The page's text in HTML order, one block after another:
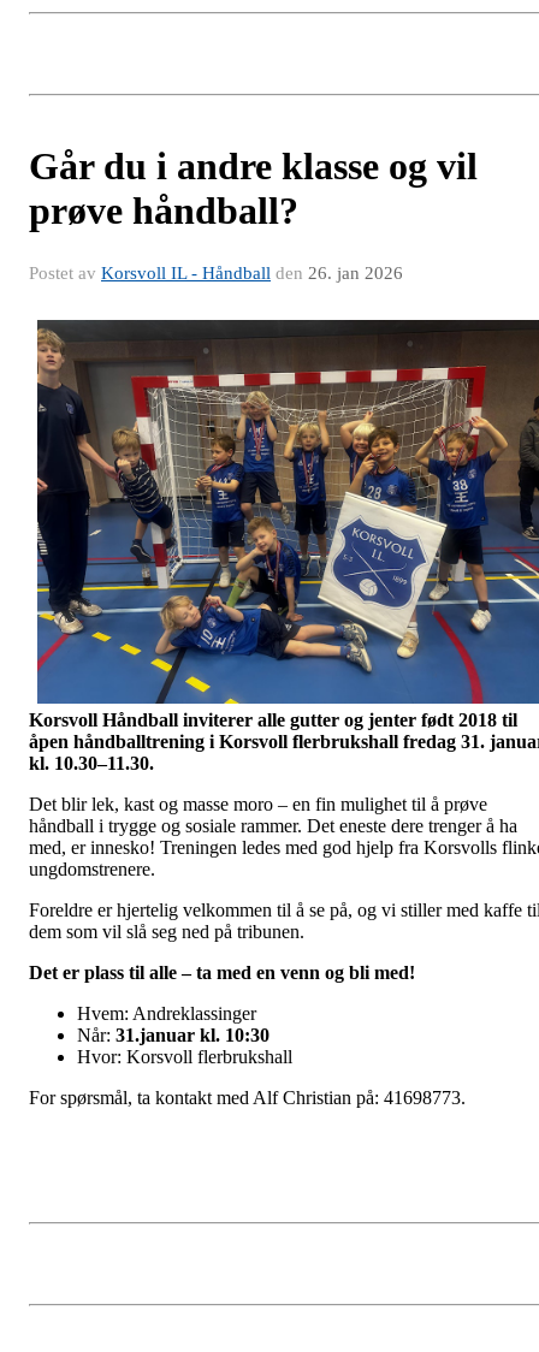
Går du i andre klasse og vil
prøve håndball?
Postet av Korsvoll IL - Håndball den 26. jan 2026
Korsvoll Håndball inviterer alle gutter og jenter født 2018 til
åpen håndballtrening i Korsvoll flerbrukshall fredag 31.
kl. 10.30–11.30.
Det blir lek, kast og masse moro – en fin mulighet til å prøve
håndball i trygge og sosiale rammer. Det eneste dere trenger å ha
med, er innesko! Treningen ledes med god hjelp fra Korsvolls
ungdomstrenere.
Foreldre er hjertelig velkommen til å se på, og vi stiller med kaffe
dem som vil slå seg ned på tribunen.
Det er plass til alle – ta med en venn og bli med!
Hvem: Andreklassinger
Når: 31.januar kl. 10:30
Hvor: Korsvoll flerbrukshall
For spørsmål, ta kontakt med Alf Christian på: 41698773.